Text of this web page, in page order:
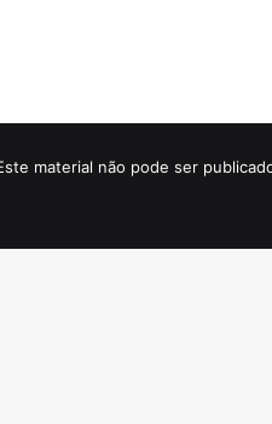
material não pode ser